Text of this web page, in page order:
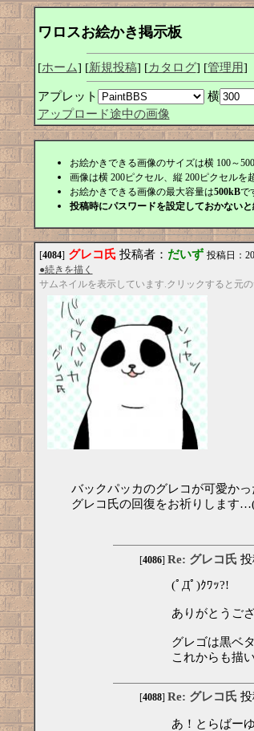
ワロスお絵かき掲示板
[ホーム] [新規投稿] [カタログ] [管理用]
アプレット 横
アップロード途中の画像
お絵かきできる画像のサイズは横 100～
画像は横 200ピクセル、縦 200ピクセルを
お絵かきできる画像の最大容量は500kBで
投稿時にパスワードを設定しておかないと
[4084] グレコ氏 投稿者： だいず 投稿日：
●続きを描く
サムネイルを表示しています.クリックすると元
バックパッカのグレコが可愛かっ
グレコ氏の回復をお祈りします
[4086] Re: グレコ氏 投
(ﾟДﾟ)ｸﾜｯ?!
ありがとうご
グレゴは黒ベ
これからも描
[4088] Re: グレコ氏 投
あ！とらばー